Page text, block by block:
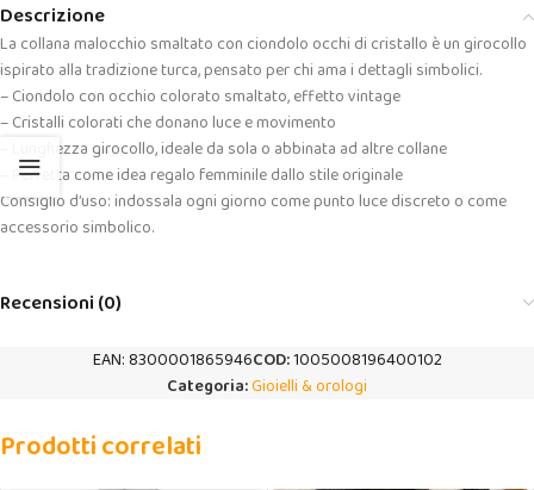
Descrizione
La collana malocchio smaltato con ciondolo occhi di cristallo è un girocollo
ispirato alla tradizione turca, pensato per chi ama i dettagli simbolici.
– Ciondolo con occhio colorato smaltato, effetto vintage
– Cristalli colorati che donano luce e movimento
– Lunghezza girocollo, ideale da sola o abbinata ad altre collane
– Perfetta come idea regalo femminile dallo stile originale
Consiglio d’uso: indossala ogni giorno come punto luce discreto o come
accessorio simbolico.
Recensioni (0)
EAN:8300001865946COD:1005008196400102
Categoria:Gioielli & orologi
Prodotti correlati